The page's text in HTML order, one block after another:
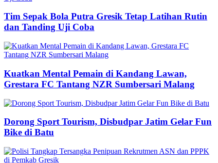
Tim Sepak Bola Putra Gresik Tetap Latihan Rutin
dan Tanding Uji Coba
Kuatkan Mental Pemain di Kandang Lawan,
Grestara FC Tantang NZR Sumbersari Malang
Dorong Sport Tourism, Disbudpar Jatim Gelar Fun
Bike di Batu